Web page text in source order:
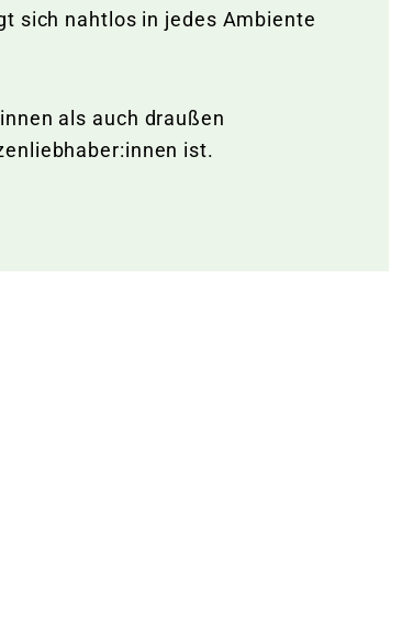
sich nahtlos in jedes Ambiente
als auch draußen
ist.